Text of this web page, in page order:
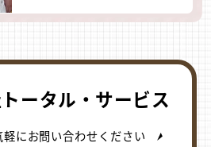
ータル・サービス
にお問い合わせください